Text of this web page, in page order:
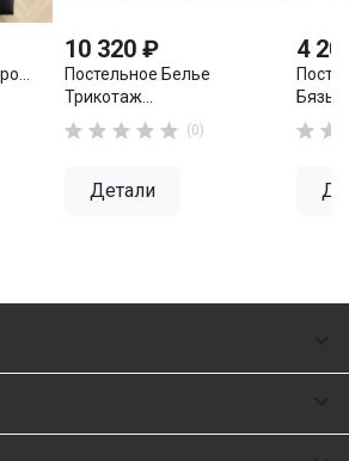
10 320 ₽
Постельное Белье
Трикотаж...
     (0)
Детали
4
Бязь...
 